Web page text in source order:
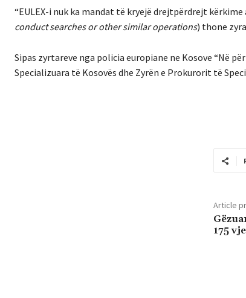
“EULEX-i nuk ka mandat të kryejë drejtpërdrejt
conduct searches or other similar operations) thone
Sipas zyrtareve nga policia europiane ne Kosove “Në
Specializuara të Kosovës dhe Zyrën e Prokurorit të
Article
175